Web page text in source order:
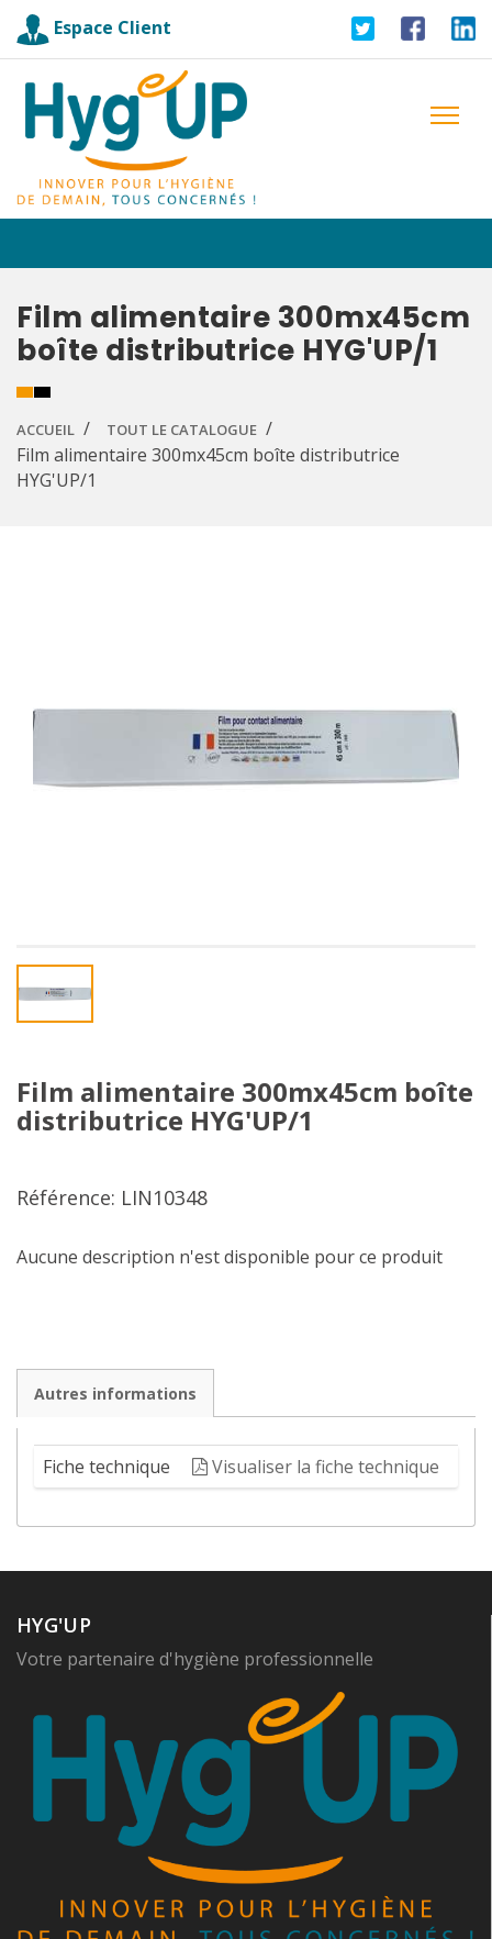
Espace Client
Film alimentaire 300mx45cm
boîte distributrice HYG'UP/1
ACCUEIL TOUT LE CATALOGUE
Film alimentaire 300mx45cm boîte distributrice
HYG'UP/1
Film alimentaire 300mx45cm boîte
distributrice HYG'UP/1
Référence: LIN10348
Aucune description n'est disponible pour ce produit
Autres informations
Fiche technique Visualiser la fiche technique
HYG'UP
Votre partenaire d'hygiène professionnelle